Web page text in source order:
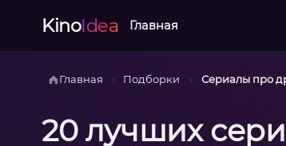
KinoIdea Главная
Главная › Подборки › Сериалы про
20 лучших